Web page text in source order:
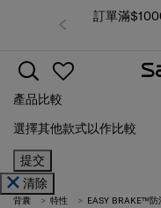
訂單滿
產品比較
選擇其他款式以作比較
提交
清除
背囊 特性 EASY BRAKE™防